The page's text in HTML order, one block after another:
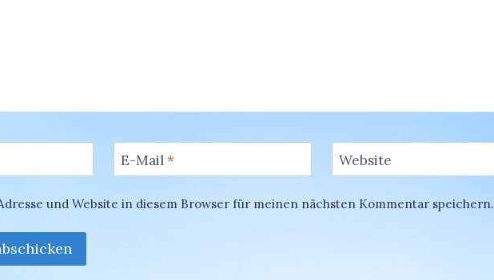
E-Mail* Website
und Website in diesem Browser für meinen nächsten Kommentar speichern.